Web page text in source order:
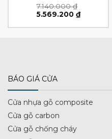
7.140.000₫
Giá
là:
5.569.200 ₫Giá
tại
BÁO GIÁ CỬA
Cửa nhựa gỗ composite
Cửa gỗ carbon
Cửa gỗ chống cháy